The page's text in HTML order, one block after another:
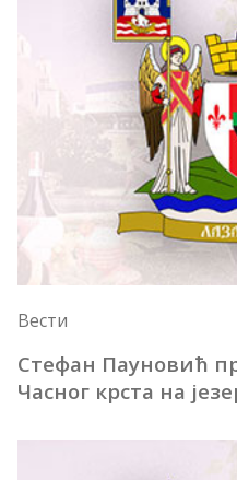
Општина Лазаревац
мештанима поводом
„Вожд Кaрађорђе”
Вести
Стефан Пауновић
Часног крста на